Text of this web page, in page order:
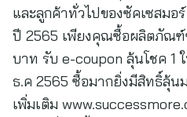
และลูกค้าทั่วไปของซัคเซสมอ
ปี 2565 เพียงคุณซื้อผลิตภัณฑ์
บาท รับ e-coupon ลุ้นโชค 1
ธ.ค 2565 ซื้อมากยิ่งมีสิทธิ์ลุ้น
เพิ่มเติม